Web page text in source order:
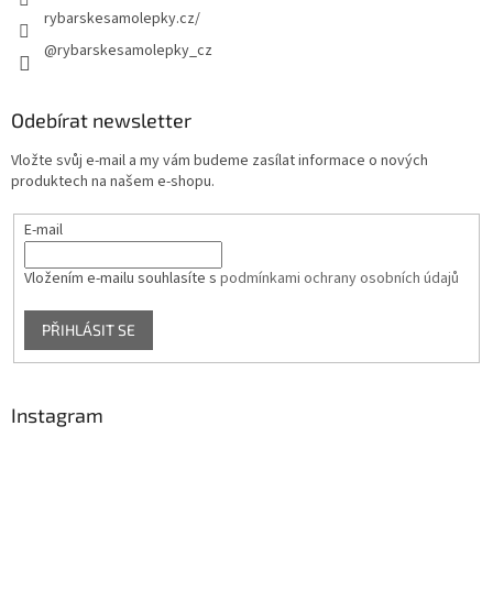
rybarskesamolepky.cz/
@rybarskesamolepky_cz
Odebírat newsletter
Vložte svůj e-mail a my vám budeme zasílat informace o nových
produktech na našem e-shopu.
E-mail
Vložením e-mailu souhlasíte s podmínkami ochrany osobních údajů
PŘIHLÁSIT SE
Instagram